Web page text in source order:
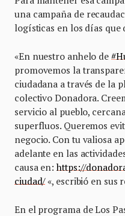
una campaña de
logísticas en los días que
«En nuestro anhelo de
promovemos la
ciudadana a través de la
colectivo Donadora.
servicio al pueblo,
superfluos. Queremos
negocio. Con tu valiosa
adelante en las
causa en:https://
ciudad/«, escribió en sus
En el programa de Los